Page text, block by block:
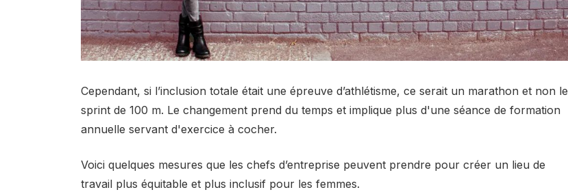
Cependant, si l’inclusion totale était une épreuve d’athlétisme, ce serait un marathon et non le
sprint de 100 m. Le changement prend du temps et implique plus d'une séance de formation
annuelle servant d'exercice à cocher.
Voici quelques mesures que les chefs d’entreprise peuvent prendre pour créer un lieu de
travail plus équitable et plus inclusif pour les femmes.